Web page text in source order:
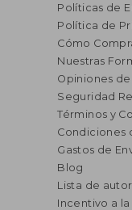
Políticas de
Política de
Cómo
Nuestras
Opiniones
Seguridad
Términos y
Condiciones
Gastos de
Blog
Lista de
Incentivo a